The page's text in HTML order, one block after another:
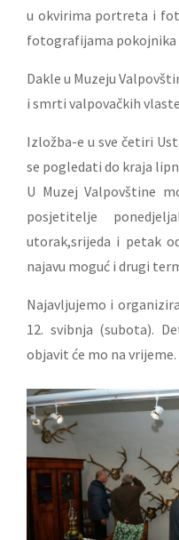
u okvirima portreta i
fotografijama
Dakle u Muzeju
i smrti valpovačkih
Izložba-e u sve četiri
se pogledati do kraja
U Muzej Valpovštine
posjetitelje
utorak,srijeda i petak
najavu moguć i drugi
Najavljujemo i
12. svibnja (subota).
objavit će mo na vrijeme.